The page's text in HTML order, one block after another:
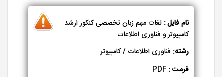
نام فایل : لغات مهم زبان تخصصی کنکور ارشد
کامپیوتر و فناوری اطلاعات
رشته: فناوری اطلاعات / کامپیوتر
فرمت :